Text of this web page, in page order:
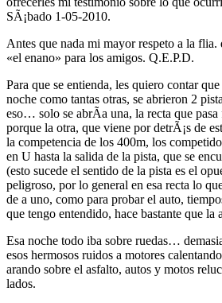
SÃ¡bado 1-05-2010.
Antes que nada mi mayor respeto a la
«el enano» para los amigos. Q.E.P.D.
Para que se entienda, les quiero contar
noche como tantas otras, se abrieron 2
eso… solo se abrÃ­a una, la recta que
porque la otra, que viene por detrÃ¡s de
la competencia de los 400m, los
en U hasta la salida de la pista, que se
(esto sucede el sentido de la pista es el
peligroso, por lo general en esa recta lo
de a uno, como para probar el auto,
que tengo entendido, hace bastante que la
Esa noche todo iba sobre ruedas…
esos hermosos ruidos a motores
arando sobre el asfalto, autos y motos
lados.